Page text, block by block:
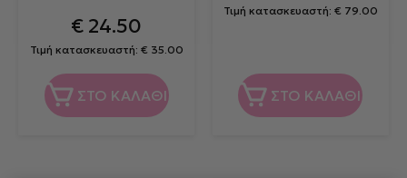
€ 24.50
Τιμή κατασκευαστή: € 35.00
ΣΤΟ ΚΑΛΑΘΙ
Τιμή κατασκευαστή: € 79.00
ΣΤΟ ΚΑΛΑΘΙ